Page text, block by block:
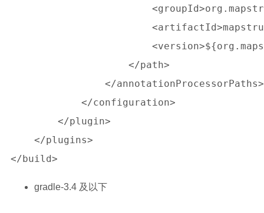
                    </path>
                </annotationProcessorPaths>
            </configuration>
        </plugin>
    </plugins>
gradle-3.4 及以下